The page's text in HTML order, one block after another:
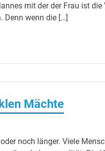
mit der der Frau ist
Denn wenn die […]
Mächte
noch länger. Viele